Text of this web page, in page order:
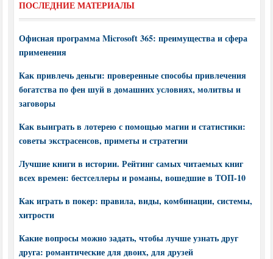
ПОСЛЕДНИЕ МАТЕРИАЛЫ
Офисная программа Microsoft 365: преимущества и сфера
применения
Как привлечь деньги: проверенные способы привлечения
богатства по фен шуй в домашних условиях, молитвы и
заговоры
Как выиграть в лотерею с помощью магии и статистики:
советы экстрасенсов, приметы и стратегии
Лучшие книги в истории. Рейтинг самых читаемых книг
всех времен: бестселлеры и романы, вошедшие в ТОП-10
Как играть в покер: правила, виды, комбинации, системы,
хитрости
Какие вопросы можно задать, чтобы лучше узнать друг
друга: романтические для двоих, для друзей